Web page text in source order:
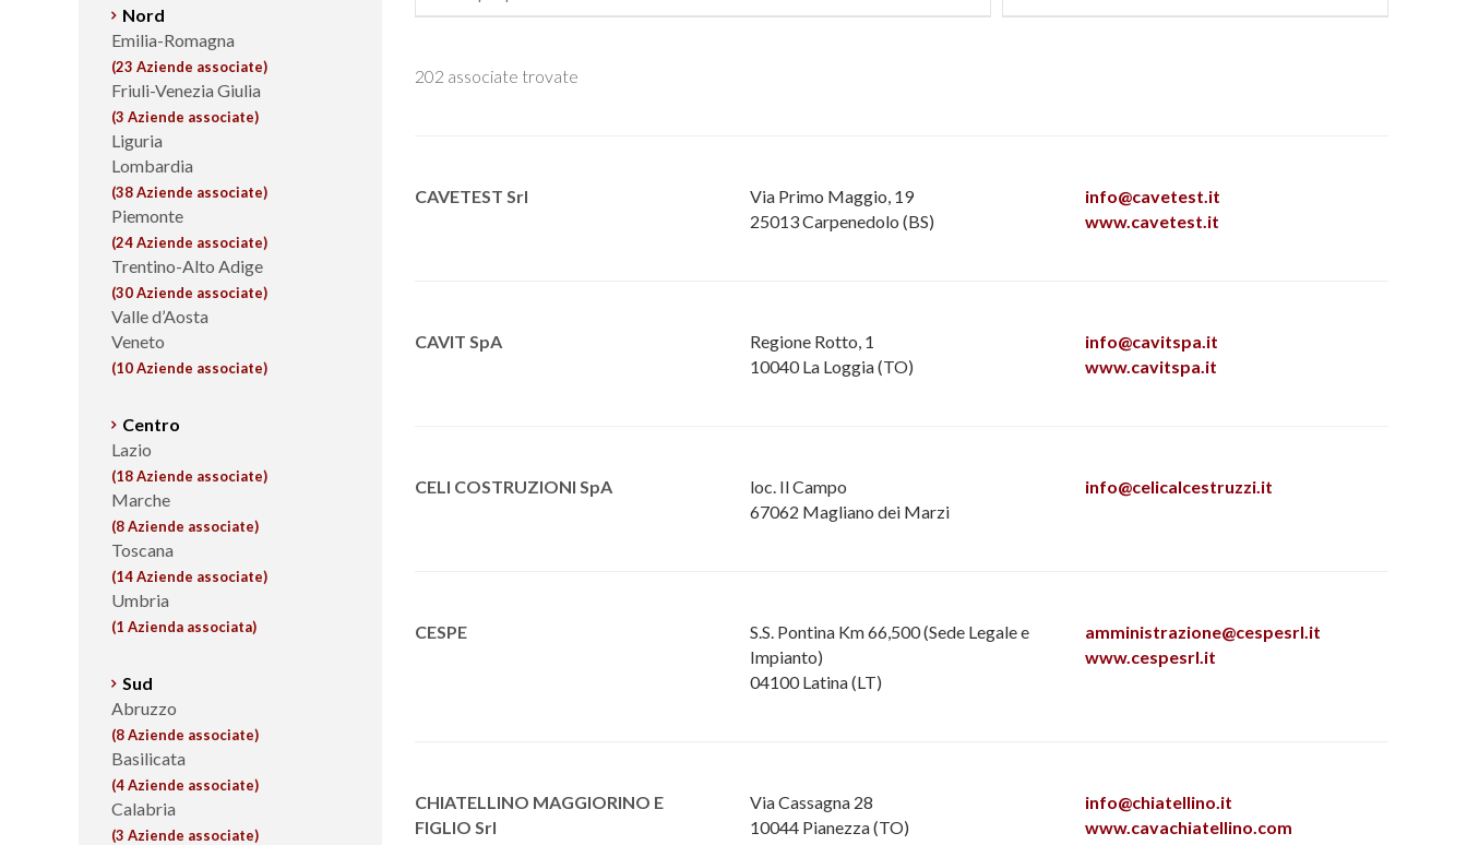
202 associate trovate
CAVETEST Srl
Via Primo Maggio, 19
25013 Carpenedolo (BS)
info@cavetest.it
www.cavetest.it
CAVIT SpA
Regione Rotto, 1
10040 La Loggia (TO)
info@cavitspa.it
www.cavitspa.it
CELI COSTRUZIONI SpA
loc. Il Campo
67062 Magliano dei Marzi
info@celicalcestruzzi.it
CESPE
S.S. Pontina Km 66,500 (Sede Legale e
Impianto)
04100 Latina (LT)
amministrazione@cespesrl.it
www.cespesrl.it
CHIATELLINO MAGGIORINO E
FIGLIO Srl
Via Cassagna 28
10044 Pianezza (TO)
info@chiatellino.it
www.cavachiatellino.com
Nord
Emilia-Romagna
(23 Aziende associate)
Friuli-Venezia Giulia
(3 Aziende associate)
Liguria
Lombardia
(38 Aziende associate)
Piemonte
(24 Aziende associate)
Trentino-Alto Adige
(30 Aziende associate)
Valle d’Aosta
Veneto
(10 Aziende associate)
Centro
Lazio
(18 Aziende associate)
Marche
(8 Aziende associate)
Toscana
(14 Aziende associate)
Umbria
(1 Azienda associata)
Sud
Abruzzo
(8 Aziende associate)
Basilicata
(4 Aziende associate)
Calabria
(3 Aziende associate)